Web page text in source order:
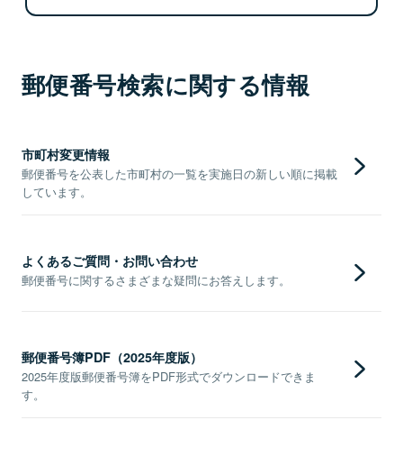
郵便番号検索に関する情報
市町村変更情報
郵便番号を公表した市町村の一覧を実施日の新しい順に掲載
しています。
よくあるご質問・お問い合わせ
郵便番号に関するさまざまな疑問にお答えします。
郵便番号簿PDF（2025年度版）
2025年度版郵便番号簿をPDF形式でダウンロードできま
す。